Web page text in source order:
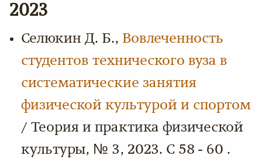
2023
Селюкин Д. Б., Вовлеченность
студентов технического вуза в
систематические занятия
физической культурой и спортом
/ Теория и практика физической
культуры, № 3, 2023. С 58 - 60 .